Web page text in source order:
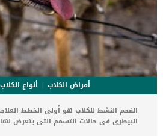
أمراض الكلاب أنواع الكلاب
الفحم النشط للكلاب هو أولى الخطط
البيطرى فى حالات التسمم التى يتعرض